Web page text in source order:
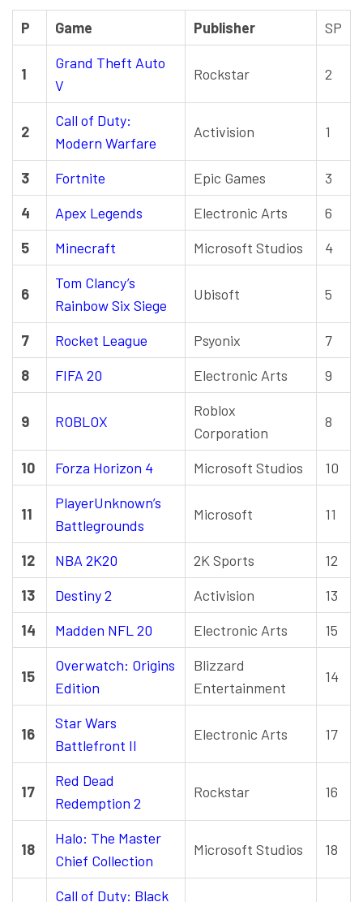
P Game Publisher SP
1
Grand Theft Auto
V
Rockstar 2
2
Call of Duty:
Modern Warfare
Activision 1
3 Fortnite Epic Games
3
4
Apex Legends Electronic Arts
6
5
Minecraft Microsoft Studios 4
6
Tom Clancy’s
Rainbow Six Siege
Ubisoft 5
7 Rocket League Psyonix
7
8
FIFA 20 Electronic Arts 9
9 ROBLOX
Roblox
Corporation
8
10 Forza Horizon 4 Microsoft Studios 10
11
PlayerUnknown’s
Battlegrounds
Microsoft 11
12 NBA 2K20 2K Sports
12
13
Destiny 2 Activision
13
14
Madden NFL 20 Electronic Arts 15
15
Overwatch: Origins
Edition
Blizzard
Entertainment
14
16
Star Wars
Battlefront II
Electronic Arts 17
17
Red Dead
Redemption 2
Rockstar 16
18
Halo: The Master
Chief Collection
Microsoft Studios 18
Call of Duty: Black